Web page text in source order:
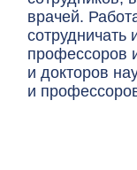
врачей.
сотрудничать
профессоров
и докторов
и